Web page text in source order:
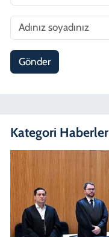
Gönder
Kategori Haberler